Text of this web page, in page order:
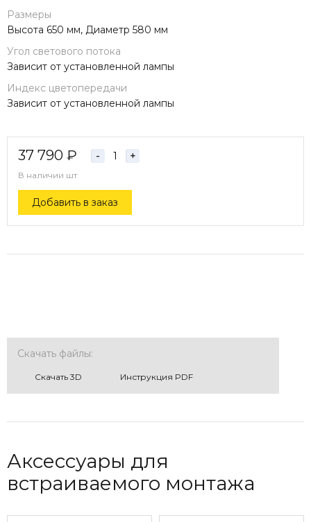
Размеры
Высота 650 мм, Диаметр 580 мм
Угол светового потока
Зависит от установленной лампы
Индекс цветопередачи
Зависит от установленной лампы
37 790 ₽ - +
В наличии шт
Добавить в заказ
Скачать файлы:
Cкачать 3D Инструкция PDF
Аксессуары для
встраиваемого монтажа